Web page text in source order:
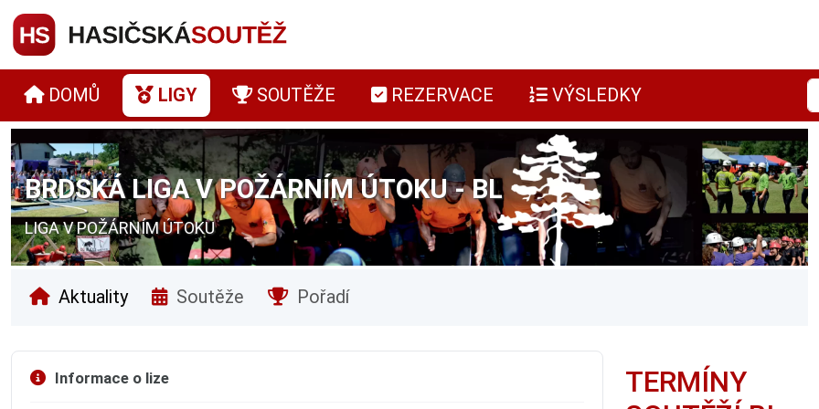
DOMŮ LIGY SOUTĚŽE REZERVACE VÝSLEDKY
BRDSKÁ LIGA V POŽÁRNÍM ÚTOKU - BL
LIGA V POŽÁRNÍM ÚTOKU
Aktuality Soutěže Pořadí
Informace o lize
TERMÍNY